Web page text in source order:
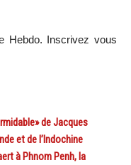
Hebdo. Inscrivez vous
de Jacques
et de l’Indochine
à Phnom Penh, la